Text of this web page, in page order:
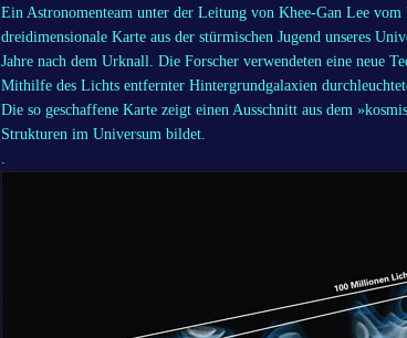
Ein Astronomenteam unter der Leitung von Khee-Gan Lee
dreidimensionale Karte aus der stürmischen Jugend unseres
Jahre nach dem Urknall. Die Forscher verwendeten eine neue
Mithilfe des Lichts entfernter Hintergrundgalaxien
Die so geschaffene Karte zeigt einen Ausschnitt aus dem
Strukturen im Universum bildet.
.